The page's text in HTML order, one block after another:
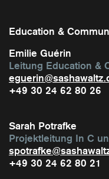
Education &
Emilie Guérin
Leitung Education &
+49 30 24 62 80 26
Sarah Potrafke
Projektleitung In C
+49 30 24 62 80 21